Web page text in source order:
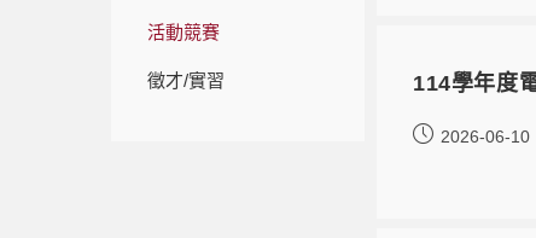
活動競賽
徵才/實習 114學年度
2026-06-10